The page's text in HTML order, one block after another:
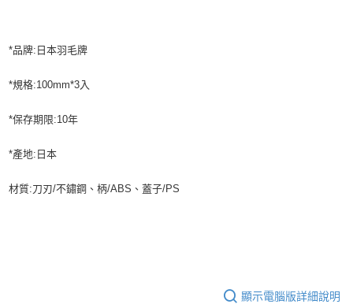
*品牌:日本羽毛牌
*規格:100mm*3入
*保存期限:10年
*產地:日本
材質:刀刃/不鏽鋼、柄/ABS、蓋子/PS
顯示電腦版詳細說明